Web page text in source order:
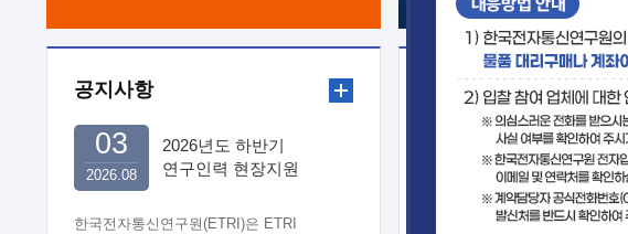
공지사항
2026년도 하반기
연구인력 현장지원
한국전자통신연구원(ETRI)은 ETRI
2026.08
03
보도자료